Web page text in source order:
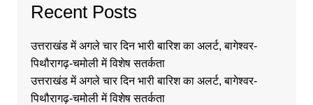
Recent Posts
उत्तराखंड में अगले चार दिन भारी बारिश का अलर्ट, बागेश्वर-
पिथौरागढ़-चमोली में विशेष सतर्कता
उत्तराखंड में अगले चार दिन भारी बारिश का अलर्ट, बागेश्वर-
पिथौरागढ़-चमोली में विशेष सतर्कता